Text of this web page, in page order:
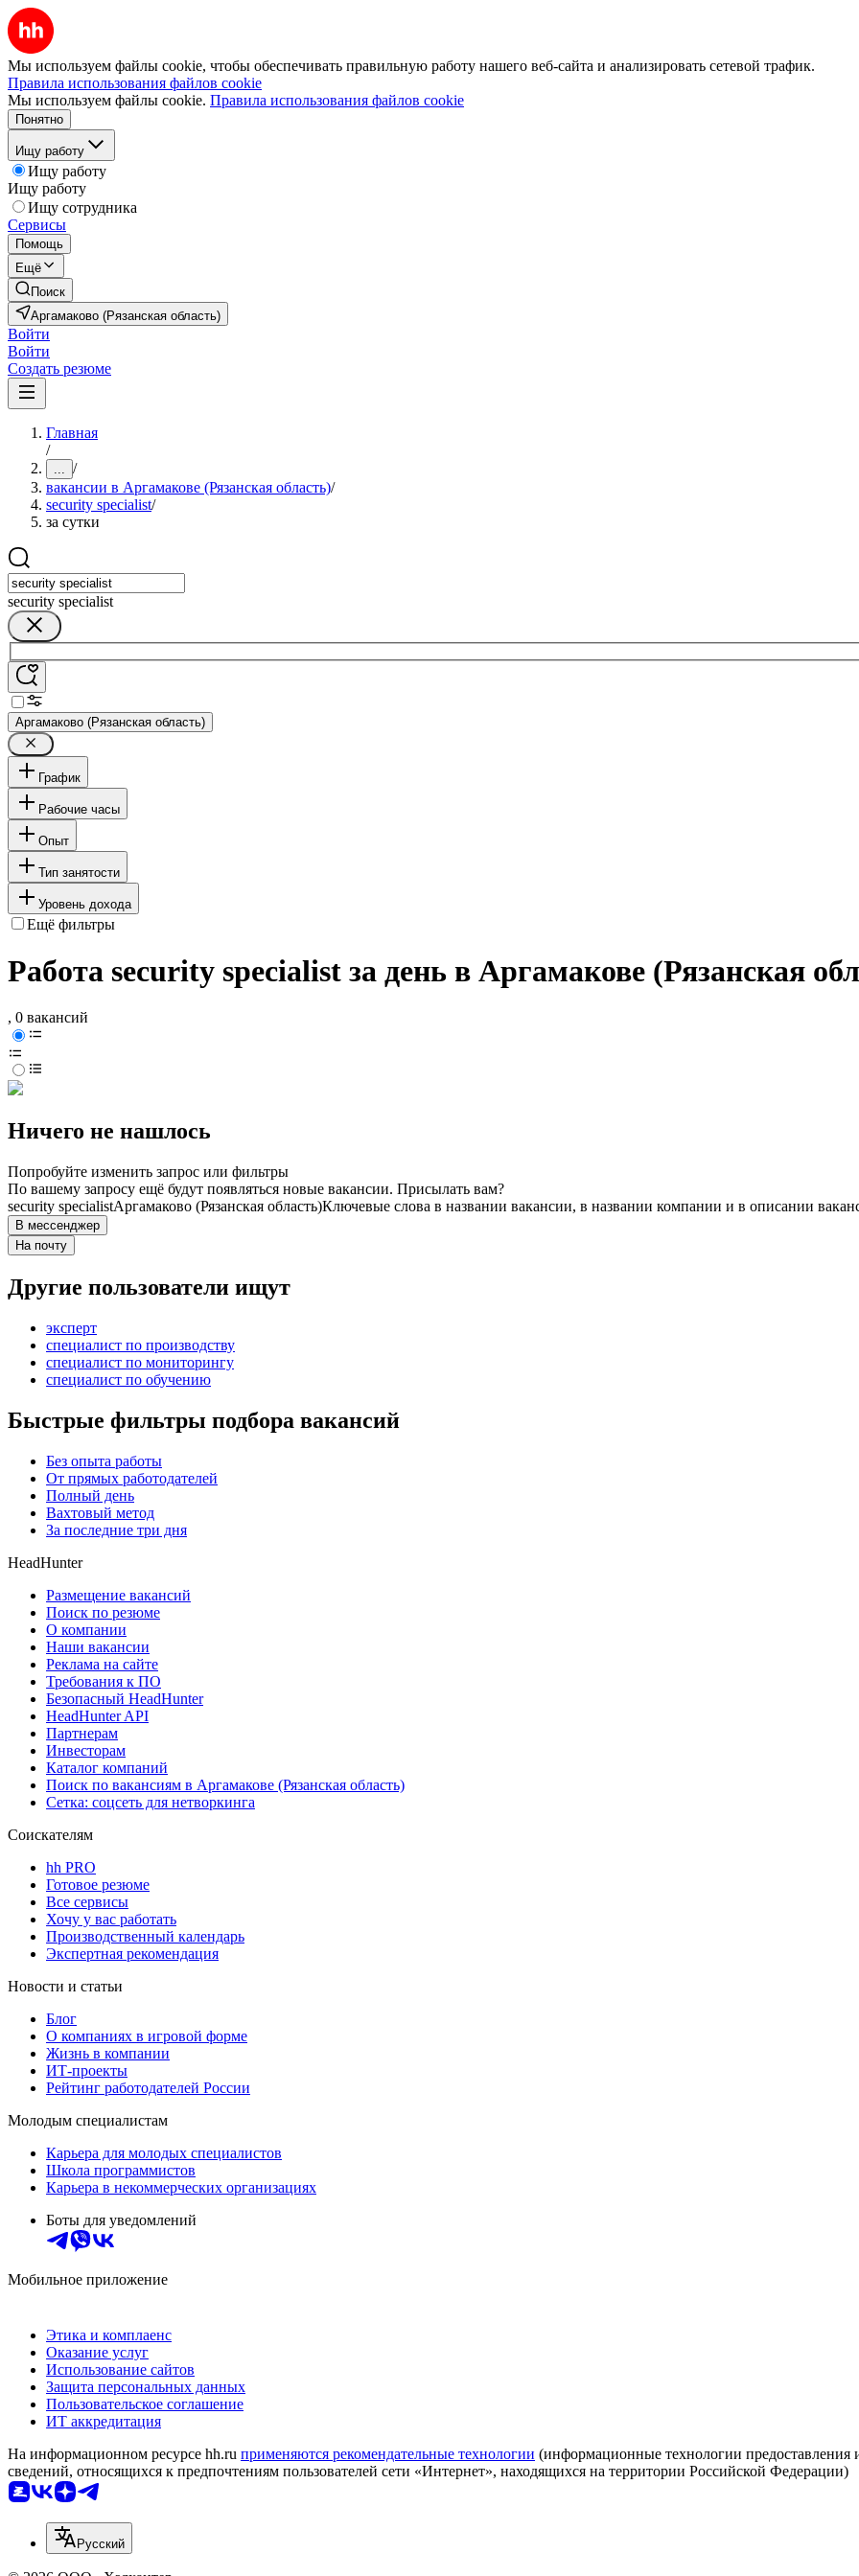
Мы используем файлы cookie, чтобы обеспечивать правильную работу нашего веб-сайта и анализировать сетевой трафик.
Правила использования файлов cookie
Мы используем файлы cookie. Правила использования файлов cookie
Понятно
Ищу работу
Ищу работу
Ищу работу
Ищу сотрудника
Сервисы
Помощь
Ещё
Поиск
Аргамаково (Рязанская область)
Войти
Войти
Создать резюме
Главная
/
... /
вакансии в Аргамакове (Рязанская область)/
security specialist/
за сутки
security specialist
Аргамаково (Рязанская область)
График
Рабочие часы
Опыт
Тип занятости
Уровень дохода
Ещё фильтры
Работа security specialist за день в Аргамакове (Рязанская
, 0 вакансий
Ничего не нашлось
Попробуйте изменить запрос или фильтры
По вашему запросу ещё будут появляться новые вакансии. Присылать вам?
security specialistАргамаково (Рязанская область)Ключевые слова в названии вакансии, в названии компании и в описании
В мессенджер
На почту
Другие пользователи ищут
эксперт
специалист по производству
специалист по мониторингу
специалист по обучению
Быстрые фильтры подбора вакансий
Без опыта работы
От прямых работодателей
Полный день
Вахтовый метод
За последние три дня
HeadHunter
Размещение вакансий
Поиск по резюме
О компании
Наши вакансии
Реклама на сайте
Требования к ПО
Безопасный HeadHunter
HeadHunter API
Партнерам
Инвесторам
Каталог компаний
Поиск по вакансиям в Аргамакове (Рязанская область)
Сетка: соцсеть для нетворкинга
Соискателям
hh PRO
Готовое резюме
Все сервисы
Хочу у вас работать
Производственный календарь
Экспертная рекомендация
Новости и статьи
Блог
О компаниях в игровой форме
Жизнь в компании
ИТ-проекты
Рейтинг работодателей России
Молодым специалистам
Карьера для молодых специалистов
Школа программистов
Карьера в некоммерческих организациях
Боты для уведомлений
Мобильное приложение
Этика и комплаенс
Оказание услуг
Использование сайтов
Защита персональных данных
Пользовательское соглашение
ИТ аккредитация
На информационном ресурсе hh.ru применяются рекомендательные технологии (информационные технологии предоставления
сведений, относящихся к предпочтениям пользователей сети «Интернет», находящихся на территории Российской Федерации)
Русский